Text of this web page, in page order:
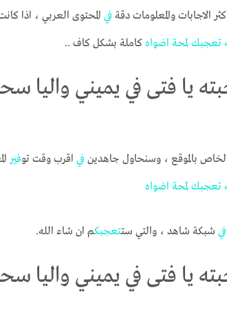
الاجابات والمعلومات دقة في المحتوى العربي ، اذا
تعجبك لمحة اضواه كاملة بشكل كاف ..
يا فتى في يميني واليا
بالموقع ، وسنحاول جاهدين في اقرب وقت توفي
تعجبك لمحة اضواه
في شبكة شاهد ، والتي ستتعجبكم ان شاء الله.
يا فتى في يميني واليا